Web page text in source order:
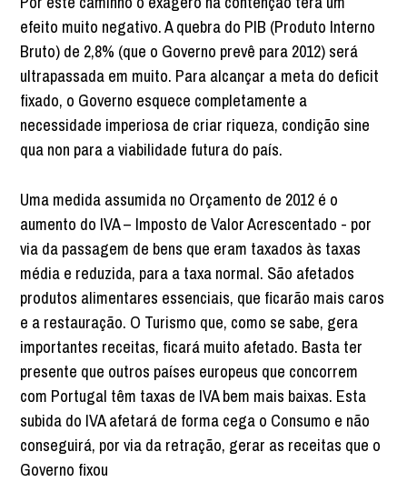
efeito muito negativo. A quebra do PIB (Produto Interno
Bruto) de 2,8% (que o Governo prevê para 2012) será
ultrapassada em muito. Para alcançar a meta do deficit
fixado, o Governo esquece completamente a
necessidade imperiosa de criar riqueza, condição sine
qua non para a viabilidade futura do país.
Uma medida assumida no Orçamento de 2012 é o
aumento do IVA – Imposto de Valor Acrescentado - por
via da passagem de bens que eram taxados às taxas
média e reduzida, para a taxa normal. São afetados
produtos alimentares essenciais, que ficarão mais caros
e a restauração. O Turismo que, como se sabe, gera
importantes receitas, ficará muito afetado. Basta ter
presente que outros países europeus que concorrem
com Portugal têm taxas de IVA bem mais baixas. Esta
subida do IVA afetará de forma cega o Consumo e não
conseguirá, por via da retração, gerar as receitas que o
Governo fixou